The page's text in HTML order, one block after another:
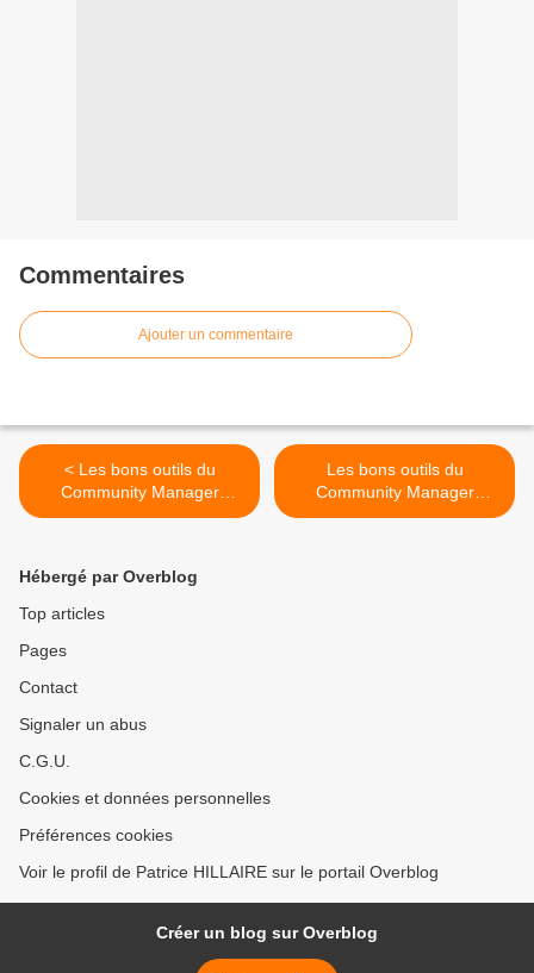
Commentaires
Ajouter un commentaire
< Les bons outils du
Community Manager
(semaine3) : Ma veille
Les bons outils du
Community Manager
(semaine 5) : l'utilisation de
Hébergé par Overblog
Top articles
Pages
Contact
Signaler un abus
C.G.U.
Cookies et données personnelles
Préférences cookies
Voir le profil de Patrice HILLAIRE sur le portail Overblog
Créer un blog sur Overblog